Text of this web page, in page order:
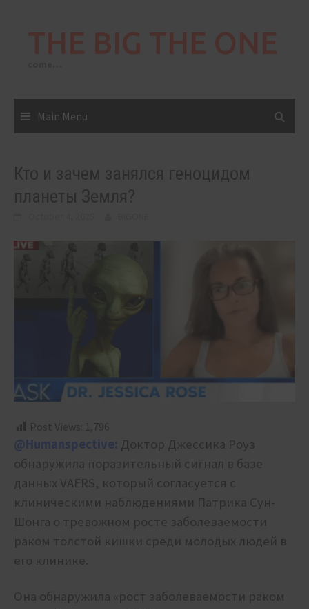
Main Menu
Кто и зачем занялся геноцидом
планеты Земля?
Post Views: 1,796
@Humanspective: Доктор Джессика Роуз
обнаружила поразительный сигнал в базе
данных VAERS, который согласуется с
клиническими наблюдениями Патрика Сун-
Шонга о тревожном росте заболеваемости
раком толстой кишки среди молодых людей в
его клинике.
Она обнаружила «рост заболеваемости раком